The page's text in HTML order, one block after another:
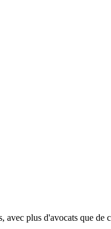
avec plus d'avocats que de